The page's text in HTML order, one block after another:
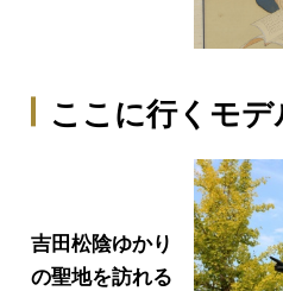
ここに行くモデ
吉田松陰ゆかり
の聖地を訪れる